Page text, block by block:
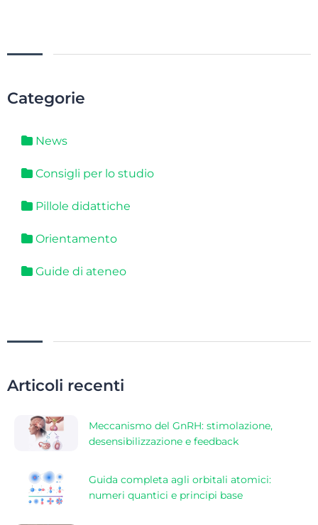
Categorie
News
Consigli per lo studio
Pillole didattiche
Orientamento
Guide di ateneo
Articoli recenti
Meccanismo del GnRH: stimolazione,
desensibilizzazione e feedback
Guida completa agli orbitali atomici:
numeri quantici e principi base